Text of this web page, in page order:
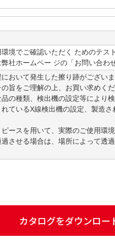
境でご確認いただく ためのテス
社ホームペー ジの「お問い合わ
おいて発生した擦り跡がござい
旨をご理解の上、お買い求めくだ
の種類、検出機の設定等により
ているX線検出機の設定、製造
ースを用いて、実際のご使用環
させる場合は、場所によって透
カタログをダウンロー